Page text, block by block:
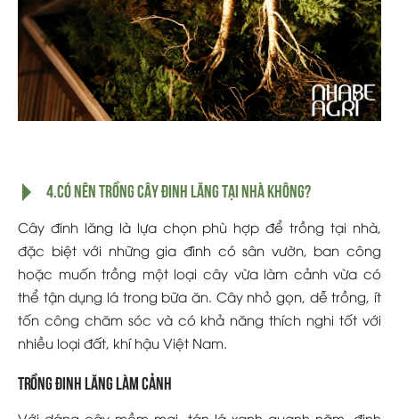
4.Có nên trồng cây đinh lăng tại nhà không?
Cây đinh lăng là lựa chọn phù hợp để trồng tại nhà,
đặc biệt với những gia đình có sân vườn, ban công
hoặc muốn trồng một loại cây vừa làm cảnh vừa có
thể tận dụng lá trong bữa ăn. Cây nhỏ gọn, dễ trồng, ít
tốn công chăm sóc và có khả năng thích nghi tốt với
nhiều loại đất, khí hậu Việt Nam.
Trồng đinh lăng làm cảnh